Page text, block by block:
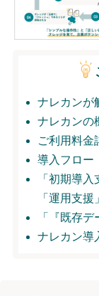
ナレカンが
ナレカンの
ご利用料金
導入フロー
「初期導入
「運用支
「『既存
ナレカン導